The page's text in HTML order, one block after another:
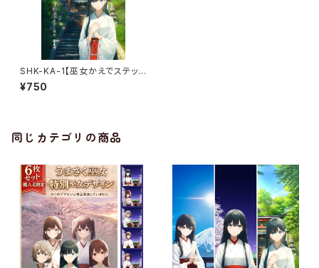
SHK-KA-1【巫女かえでステッカ
ー】 初夏の章〈木漏れ日ver.〉
（利用コード1ヶ月付き）
¥750
同じカテゴリの商品